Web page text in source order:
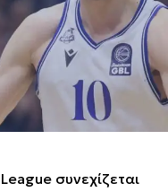
συνεχίζεται